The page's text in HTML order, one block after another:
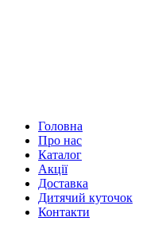
Головна
Про нас
Каталог
Акції
Доставка
Дитячий куточок
Контакти